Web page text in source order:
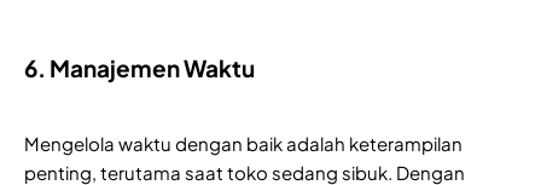
6. Manajemen Waktu
Mengelola waktu dengan baik adalah keterampilan
penting, terutama saat toko sedang sibuk. Dengan